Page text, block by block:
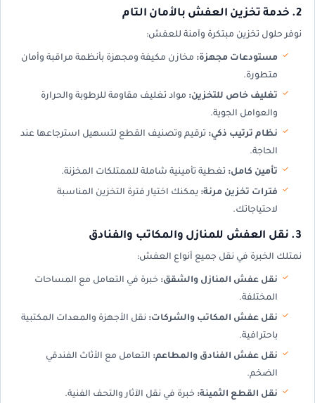
2. خدمة تخزين العفش بالأمان التام
نوفر حلول تخزين مبتكرة وآمنة للعفش:
مستودعات مجهزة: مخازن مكيفة ومجهزة بأنظمة مراقبة وأمان
متطورة.
تغليف خاص للتخزين: مواد تغليف مقاومة للرطوبة والحرارة
والعوامل الجوية.
نظام ترتيب ذكي: ترقيم وتصنيف القطع لتسهيل استرجاعها عند
الحاجة.
تأمين كامل: تغطية تأمينية شاملة للممتلكات المخزنة.
فترات تخزين مرنة: يمكنك اختيار فترة التخزين المناسبة
لاحتياجاتك.
3. نقل العفش للمنازل والمكاتب والفنادق
نمتلك الخبرة في نقل جميع أنواع العفش:
نقل عفش المنازل والشقق: خبرة في التعامل مع المساحات
المختلفة.
نقل عفش المكاتب والشركات: نقل الأجهزة والمعدات المكتبية
باحترافية.
نقل عفش الفنادق والمطاعم: التعامل مع الأثاث الفندقي
الضخم.
نقل القطع الثمينة: خبرة في نقل الآثار والتحف الفنية.